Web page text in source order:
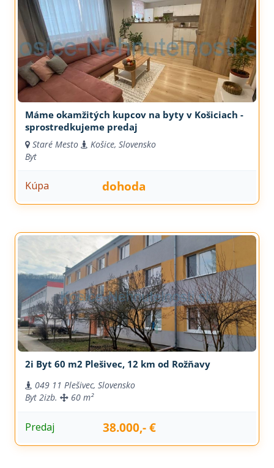
Máme okamžitých kupcov na byty v Košiciach -
sprostredkujeme predaj
Staré Mesto
Košice, Slovensko
Byt
Kúpa dohoda
2i Byt 60 m2 Plešivec, 12 km od Rožňavy
049 11 Plešivec, Slovensko
Byt 2izb. 60 m²
Predaj 38.000,- €